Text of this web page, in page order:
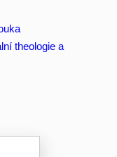
theologie a